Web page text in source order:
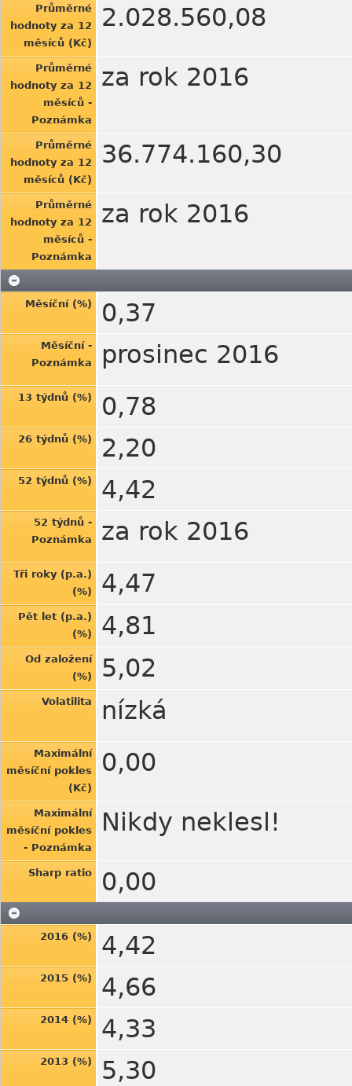
Průměrné
hodnoty za 12
měsíců (Kč)
2.028.560,08
Průměrné
hodnoty za 12
měsíců -
Poznámka
za rok 2016
Průměrné
hodnoty za 12
měsíců (Kč)
36.774.160,30
Průměrné
hodnoty za 12
měsíců -
Poznámka
za rok 2016
Měsíční (%) 0,37
Měsíční -
Poznámka
prosinec 2016
13 týdnů (%) 0,78
26 týdnů (%) 2,20
52 týdnů (%) 4,42
52 týdnů -
Poznámka
za rok 2016
Tři roky (p.a.)
(%)
4,47
Pět let (p.a.)
(%)
4,81
Od založení
(%)
5,02
Volatilita nízká
Maximální
měsíční pokles
(Kč)
0,00
Maximální
měsíční pokles
- Poznámka
Nikdy neklesl!
Sharp ratio 0,00
2016 (%) 4,42
2015 (%) 4,66
2014 (%) 4,33
2013 (%) 5,30